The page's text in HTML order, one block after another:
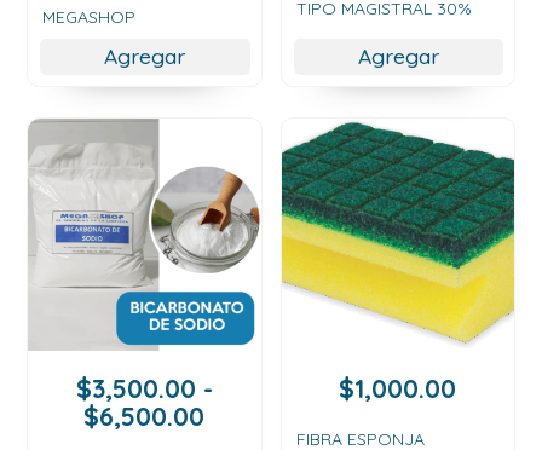
MEGASHOP
Agregar
desde
TIPO MAGISTRAL 30%
Agregar
$3,500.00 -
$6,500.00
$1,000.00
FIBRA ESPONJA